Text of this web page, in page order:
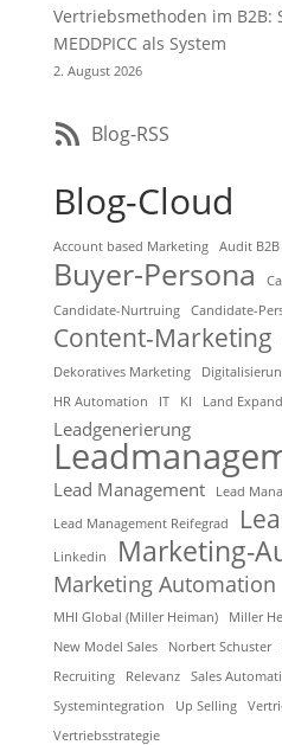
Vertriebsmethoden im B2B:
MEDDPICC als System
2. August 2026
Blog-RSS
Blog-Cloud
Account based Marketing Audit B2B
Buyer-Persona
Candidate-Nurtruing
Candidate-
Content-Marketing
Dekoratives Marketing
HR Automation
IT KI Land
Leadgenerierung
Lead Management
Lead
Lead Management Reifegrad
Linkedin Marketing-
Marketing Automation
MHI Global (Miller Heiman)
Miller
New Model Sales
Norbert Schuster
Recruiting
Relevanz Sales
Systemintegration
Up Selling
Vertriebsstrategie